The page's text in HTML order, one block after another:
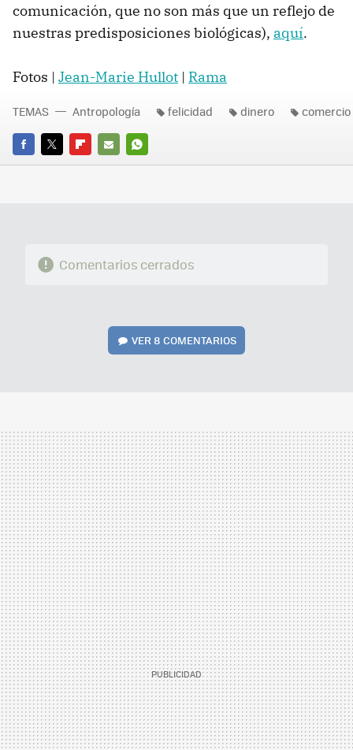
comunicación, que no son más que un reflejo de
nuestras predisposiciones biológicas), aquí.
Fotos | Jean-Marie Hullot | Rama
FACEBOOK
TWITTERFLIPBOARD
E-
WHATSAPP
TEMAS Antropología felicidad dinero comercio
Comentarios cerrados
VER8 COMENTARIOS